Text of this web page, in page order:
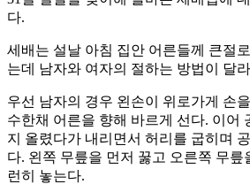
다.
세배는 설날 아침 집안 어른들께 큰절
는데 남자와 여자의 절하는 방법이 달
우선 남자의 경우 왼손이 위로가게 손
수한채 어른을 향해 바르게 선다. 이어
지 올렸다가 내리면서 허리를 굽히며
다. 왼쪽 무릎을 먼저 꿇고 오른쪽 무릎
런히 놓는다.